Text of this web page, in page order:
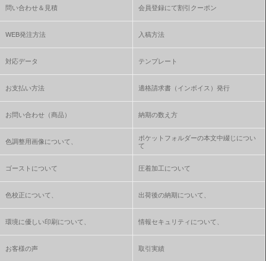
問い合わせ＆見積 会員登録にて割引クーポン
WEB発注方法 入稿方法
対応データ テンプレート
お支払い方法 適格請求書（インボイス）発行
お問い合わせ（商品） 納期の数え方
色調整用画像について、
ポケットフォルダーの本文中綴じについ
て
ゴーストについて 圧着加工について
色校正について、 出荷後の納期について、
環境に優しい印刷について、 情報セキュリティについて、
お客様の声 取引実績